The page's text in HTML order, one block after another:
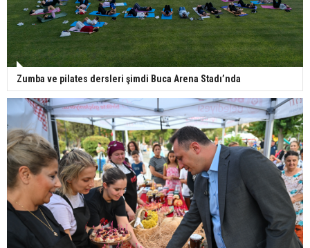
Zumba ve pilates dersleri şimdi Buca Arena Stadı’nda